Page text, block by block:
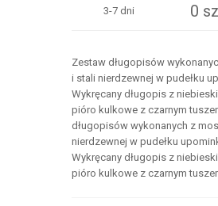
3-7 dni 0
Zestaw długopisów
i stali nierdzewnej w pudełku
Wykręcany długopis z
pióro kulkowe z czarnym
długopisów wykonanych z
nierdzewnej w pudełku
Wykręcany długopis z
pióro kulkowe z czarnym